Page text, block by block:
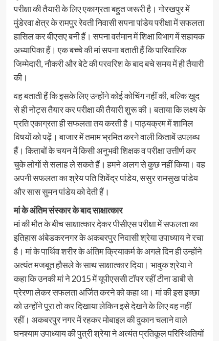
परीक्षा की तैयारी के लिए एकाग्रता बहुत जरूरी है। गोरखपुर में
मुंडेरवा क्षेत्र के रामपुर रेवती निवासी सपना पांडेय परीक्षा में सफलता
हासिल कर बीएसए बनी हैं। सपना वर्तमान में शिक्षा विभाग में सहायक
अध्यापिका हैं। एक बच्चे की मां सपना बताती हैं कि पारिवारिक
जिम्मेदारी, नौकरी और बेटे की परवरिश के बाद बचे समय में ही तैयारी
की।
वह बताती हैं कि इसके लिए उन्होंने कोई कोचिंग नहीं की, बल्कि खुद
से ही नोट्स तैयार कर परीक्षा की तैयारी शुरू की। बताया कि लक्ष्य के
प्रति एकाग्रता ही सफलता तय करती है। पाठ्यक्रम में शामिल
विषयों को पढ़ें। बाजार में तमाम भ्रमित करने वाली किताबें उपलब्ध
हैं। किताबों के चयन में किसी अनुभवी शिक्षक व परीक्षा उत्तीर्ण कर
चुके लोगों से सलाह ले सकते हैं। हमने अलग से कुछ नहीं किया। वह
अपनी सफलता का श्रेय पति शिवेंद्र पांडेय, ससुर रामसुख पांडेय
और सास सुमन पांडेय को देती हैं।
मां के अंतिम संस्कार के बाद साक्षात्कार
मां की मौत के बीच साक्षात्कार देकर पीसीएस परीक्षा में सफलता का
इतिहास अंबेडकरनगर के अकबरपुर निवासी श्रेया उपाध्याय ने रचा
है। मां के पार्थिव शरीर के अंतिम क्रियाकर्म के अगले दिन ही उन्होंने
अत्यंत मजबूत हौसले के साथ साक्षात्कार दिया। भावुक श्रेया ने
कहा कि उनकी मां ने 2015 में यूपीएससी टॉपर रहीं टीना डाबी से
प्रेरणा लेकर सफलता अर्जित करने को कहा था। मां की इस इच्छा
को उन्होंने पूरा तो कर दिखाया लेकिन इसे देखने के लिए वह नहीं
रहीं। अकबरपुर नगर में रहकर मोबाइल की दुकान चलाने वाले
घनश्याम उपाध्याय की पुत्री श्रेया ने अत्यंत प्रतिकूल परिस्थितियों